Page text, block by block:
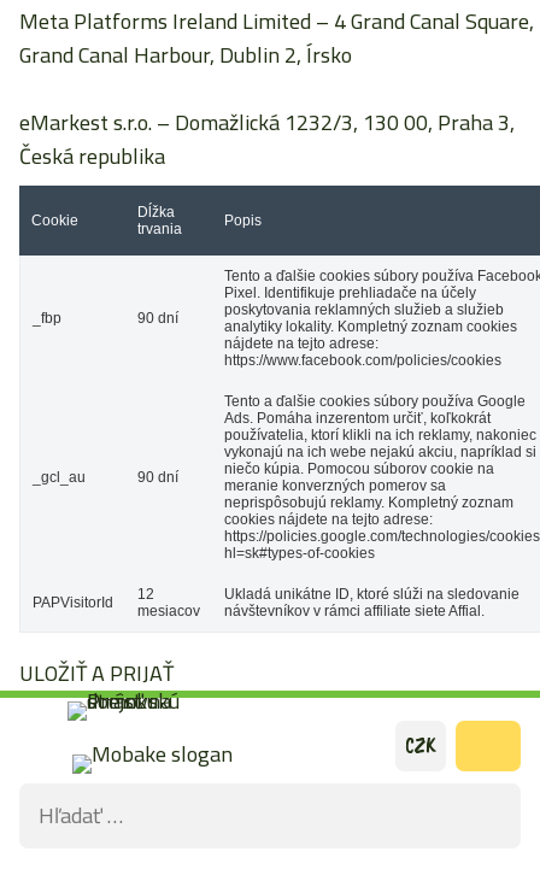
Preskočiť
obsah
Hľadať:
CZK
Meta Platforms Ireland Limited– 4 Grand Canal Square,
Grand Canal Harbour, Dublin 2, Írsko
eMarkest s.r.o.– Domažlická 1232/3, 130 00, Praha 3,
Česká republika
Cookie
Dĺžka
trvania
Popis
_fbp 90 dní
Tento a ďalšie cookies súbory používa
Pixel. Identifikuje prehliadače na účely
poskytovania reklamných služieb a služieb
analytiky lokality. Kompletný zoznam cookies
nájdete na tejto adrese:
https://www.facebook.com/policies/cookies
_gcl_au 90 dní
Tento a ďalšie cookies súbory používa Google
Ads. Pomáha inzerentom určiť, koľkokrát
používatelia, ktorí klikli na ich reklamy, nakoniec
vykonajú na ich webe nejakú akciu, napríklad si
niečo kúpia. Pomocou súborov cookie na
meranie konverzných pomerov sa
neprispôsobujú reklamy. Kompletný zoznam
cookies nájdete na tejto adrese:
https://policies.google.com/technologies/
hl=sk#types-of-cookies
PAPVisitorId
12
mesiacov
Ukladá unikátne ID, ktoré slúži na sledovanie
návštevníkov v rámci affiliate siete Affial.
ULOŽIŤ A PRIJAŤ